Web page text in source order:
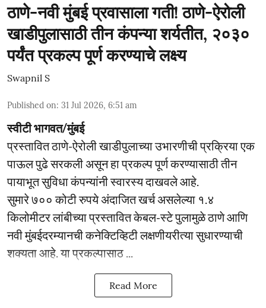
ठाणे-नवी मुंबई प्रवासाला गती! ठाणे-ऐरोली
खाडीपुलासाठी तीन कंपन्या शर्यतीत, २०३०
पर्यंत प्रकल्प पूर्ण करण्याचे लक्ष्य
Swapnil S
Published on: 31 Jul 2026, 6:51 am
स्वीटी भागवत/मुंबई
प्रस्तावित ठाणे-ऐरोली खाडीपुलाच्या उभारणीची प्रक्रिया एक
पाऊल पुढे सरकली असून हा प्रकल्प पूर्ण करण्यासाठी तीन
पायाभूत सुविधा कंपन्यांनी स्वारस्य दाखवले आहे.
सुमारे ७०० कोटी रुपये अंदाजित खर्च असलेल्या १.४
किलोमीटर लांबीच्या प्रस्तावित केबल-स्टे पुलामुळे ठाणे आणि
नवी मुंबईदरम्यानची कनेक्टिव्हिटी लक्षणीयरीत्या सुधारण्याची
शक्यता आहे. या प्रकल्पासाठ ...
Read More